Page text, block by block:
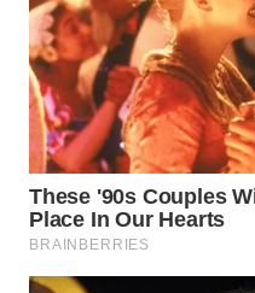
WN
SUMEDANG
WN
CIANJUR
WN
KEPULAUAN
SERIBU